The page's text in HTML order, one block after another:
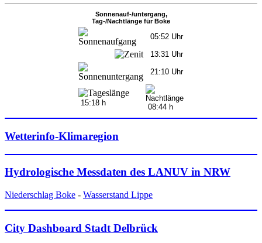
Sonnenauf-/untergang,
Tag-/Nachtlänge für Boke
05:52 Uhr
13:31 Uhr
21:10 Uhr
15:18 h 08:44 h
Wetterinfo-Klimaregion
Hydrologische Messdaten des LANUV in NRW
Niederschlag Boke - Wasserstand Lippe
City Dashboard Stadt Delbrück